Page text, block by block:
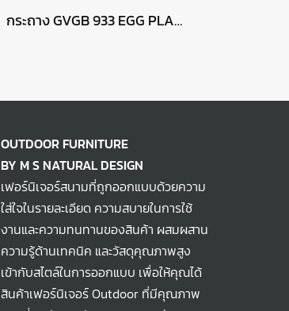
กระถาง GVGB 933 EGG PLANTER GROOVE - สีทองปัดดำ
OUTDOOR FURNITURE
BY M S NATURAL DESIGN
เฟอร์นิเจอร์สนามที่ถูกออกแบบด้วยความ
ใส่ใจในรายละเอียด ความสบายในการใช้
งานและความทนทานของสินค้า ผสมผสาน
ความรู้ด้านเทคนิค และวัสดุคุณภาพสูง
เข้ากับสไตล์ในการออกแบบ เพื่อให้คุณได้
สินค้าเฟอร์นิเจอร์ Outdoor ที่มีคุณภาพ